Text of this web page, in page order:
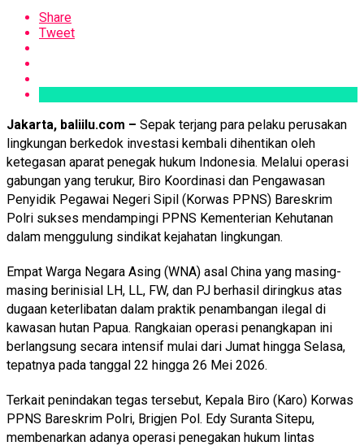
Share
Tweet
Jakarta, baliilu.com – Sepak terjang para pelaku perusakan
lingkungan berkedok investasi kembali dihentikan oleh
ketegasan aparat penegak hukum Indonesia. Melalui operasi
gabungan yang terukur, Biro Koordinasi dan Pengawasan
Penyidik Pegawai Negeri Sipil (Korwas PPNS) Bareskrim
Polri sukses mendampingi PPNS Kementerian Kehutanan
dalam menggulung sindikat kejahatan lingkungan.
Empat Warga Negara Asing (WNA) asal China yang masing-
masing berinisial LH, LL, FW, dan PJ berhasil diringkus atas
dugaan keterlibatan dalam praktik penambangan ilegal di
kawasan hutan Papua. Rangkaian operasi penangkapan ini
berlangsung secara intensif mulai dari Jumat hingga Selasa,
tepatnya pada tanggal 22 hingga 26 Mei 2026.
Terkait penindakan tegas tersebut, Kepala Biro (Karo) Korwas
PPNS Bareskrim Polri, Brigjen Pol. Edy Suranta Sitepu,
membenarkan adanya operasi penegakan hukum lintas